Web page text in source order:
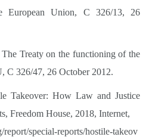
European Union, C 326/13, 26
Treaty on the functioning of the
C 326/47, 26 October 2012.
Takeover: How Law and Justice
Freedom House, 2018, Internet,
report/special-reports/hostile-takeov